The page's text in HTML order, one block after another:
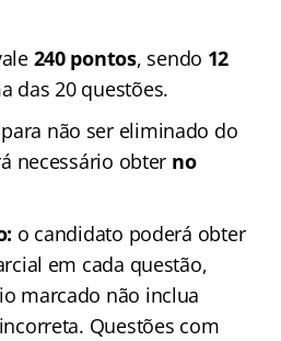
240 pontos, sendo 12
das 20 questões.
para não ser eliminado do
necessário obter no
o candidato poderá obter
em cada questão,
marcado não inclua
Questões com